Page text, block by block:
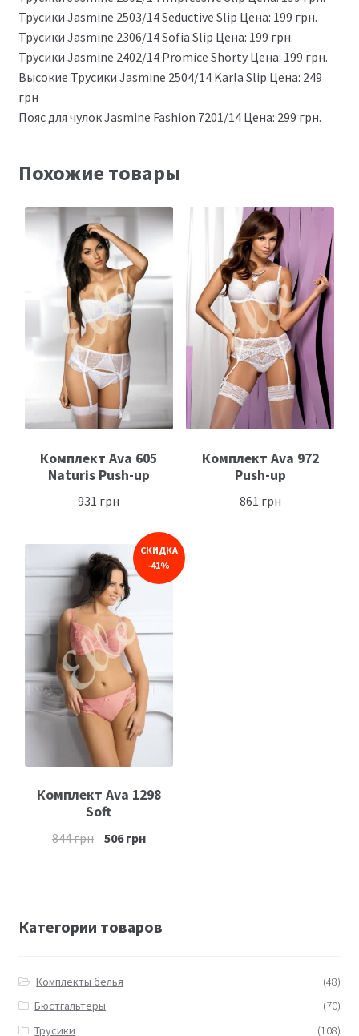
Трусики Jasmine 2503/14 Seductive Slip Цена: 199 грн.
Трусики Jasmine 2306/14 Sofia Slip Цена: 199 грн.
Трусики Jasmine 2402/14 Promice Shorty Цена: 199 грн.
Высокие Трусики Jasmine 2504/14 Karla Slip Цена: 249
грн
Пояс для чулок Jasmine Fashion 7201/14 Цена: 299 грн.
Похожие товары
Комплект Ava 605
Naturis Push-up
931 грн
Комплект Ava 972
Push-up
861 грн
Комплект Ava 1298
Soft
СКИДКА
-41%
844грн 506грн
Категории товаров
Комплекты белья
(48)
Бюстгальтеры
(70)
Трусики
(108)